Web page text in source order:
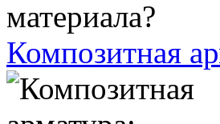
Композитная